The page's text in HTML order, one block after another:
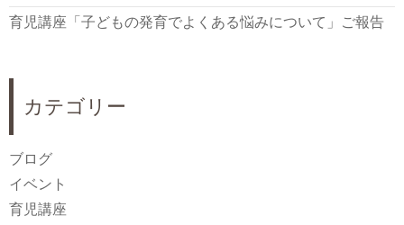
育児講座「子どもの発育でよくある悩みについて」ご報告
カテゴリー
ブログ
イベント
育児講座